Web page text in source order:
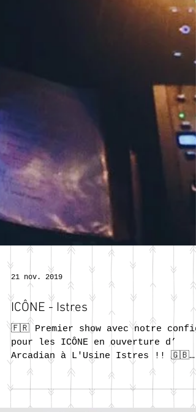
21 nov. 2019
ICÔNE - Istres
🇫🇷 Premier show avec notre config
pour les ICÔNE en ouverture d’
Arcadian à L'Usine Istres !! 🇬🇧
First show with ICÔNE in...